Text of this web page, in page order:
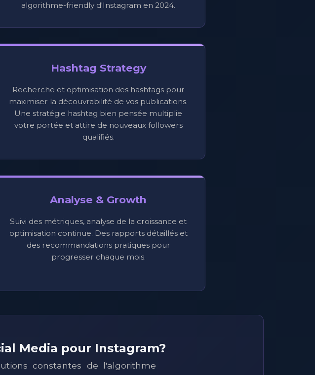
algorithme-friendly d'Instagram en 2024.
Hashtag Strategy
Recherche et optimisation des hashtags pour
maximiser la découvrabilité de vos publications.
Une stratégie hashtag bien pensée multiplie
votre portée et attire de nouveaux followers
qualifiés.
Analyse & Growth
Suivi des métriques, analyse de la croissance et
optimisation continue. Des rapports détaillés et
des recommandations pratiques pour
progresser chaque mois.
Media pour Instagram?
constantes de l'algorithme